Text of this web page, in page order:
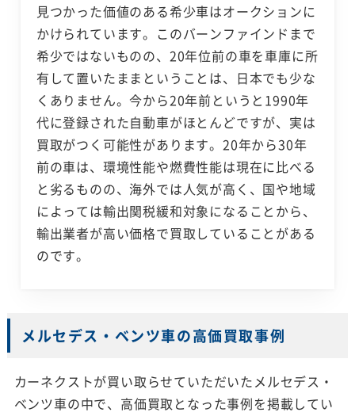
見つかった価値のある希少車はオークションに
かけられています。このバーンファインドまで
希少ではないものの、20年位前の車を車庫に所
有して置いたままということは、日本でも少な
くありません。今から20年前というと1990年
代に登録された自動車がほとんどですが、実は
買取がつく可能性があります。20年から30年
前の車は、環境性能や燃費性能は現在に比べる
と劣るものの、海外では人気が高く、国や地域
によっては輸出関税緩和対象になることから、
輸出業者が高い価格で買取していることがある
のです。
メルセデス・ベンツ車の高価買取事例
カーネクストが買い取らせていただいたメルセデス・
ベンツ車の中で、高価買取となった事例を掲載してい